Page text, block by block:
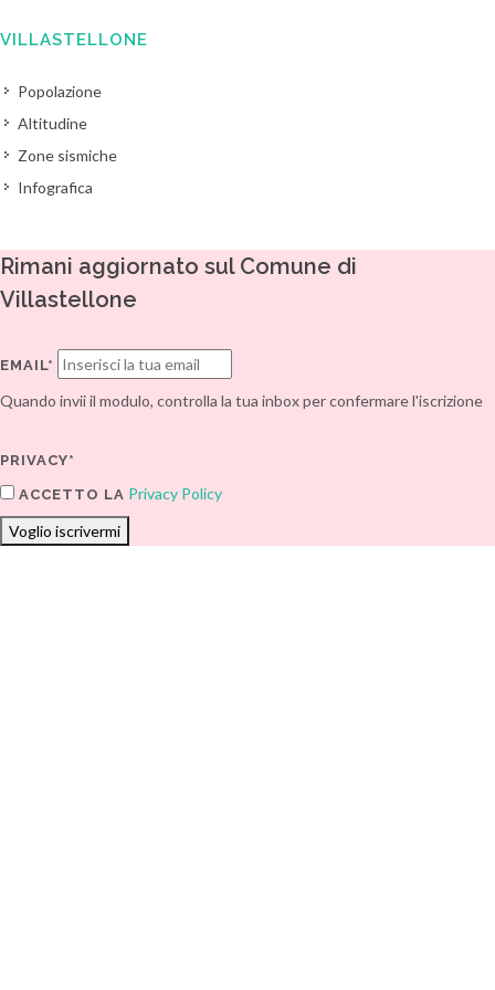
VILLASTELLONE
Popolazione
Altitudine
Zone sismiche
Infografica
Rimani aggiornato sul Comune di
Villastellone
EMAIL*
Quando invii il modulo, controlla la tua inbox per confermare l'iscrizione
PRIVACY*
ACCETTO LA Privacy Policy
Voglio iscrivermi